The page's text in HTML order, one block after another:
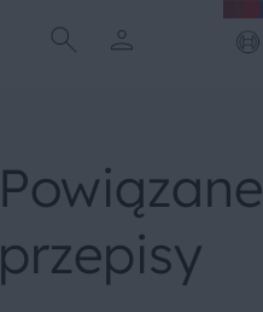
Powiązane
przepisy